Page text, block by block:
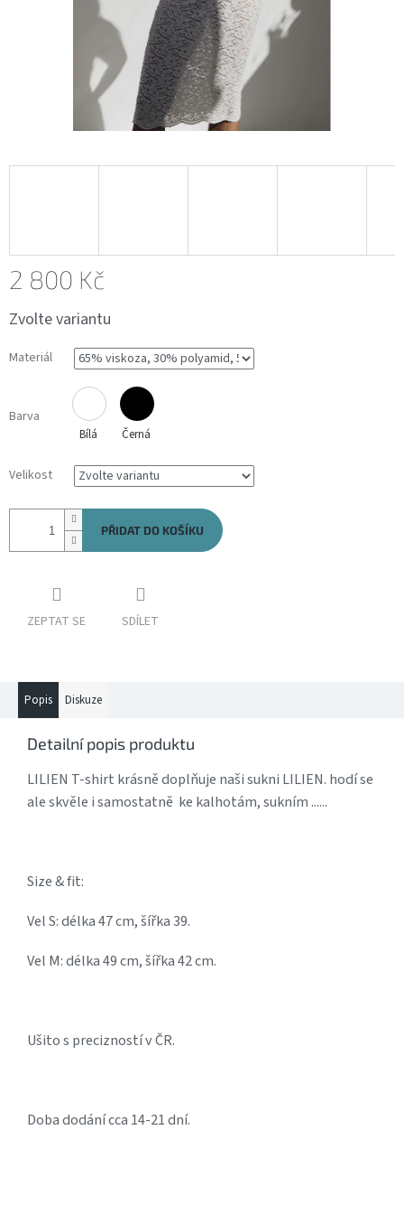
2 800 Kč
cena:
Zvolte variantu
Materiál
Barva
Bílá Černá
Velikost
PŘIDAT DO KOŠÍKU
ZEPTAT SE SDÍLET
Popis Diskuze
Detailní popis produktu
LILIEN T-shirt krásně doplňuje naši sukni LILIEN. hodí se
ale skvěle i samostatně ke kalhotám, sukním ......
Size & fit:
Vel S: délka 47 cm, šířka 39.
Vel M: délka 49 cm, šířka 42 cm.
Ušito s precizností v ČR.
Doba dodání cca 14-21 dní.